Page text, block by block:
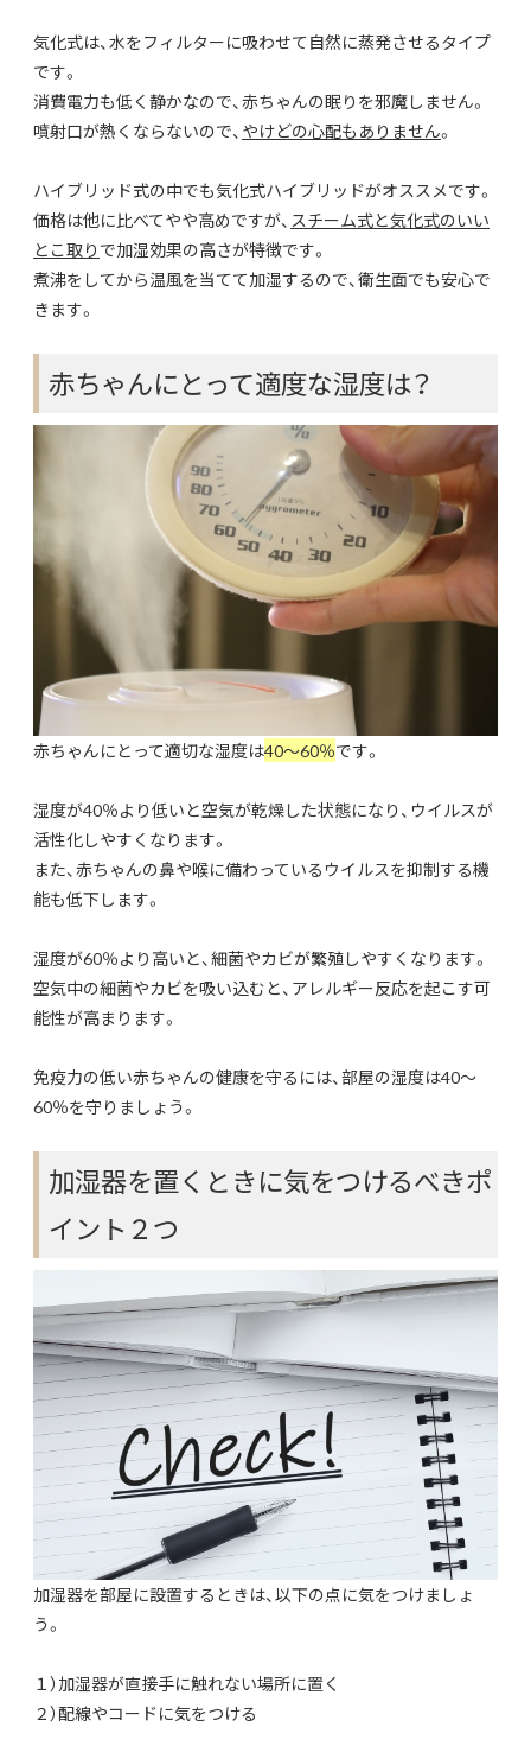
気化式は、水をフィルターに吸わせて自然に蒸発させるタイプ
です。
消費電力も低く静かなので、赤ちゃんの眠りを邪魔しません。
噴射口が熱くならないので、 やけどの心配もありません。
ハイブリッド式の中でも気化式ハイブリッドがオススメです。
価格は他に比べてやや高めですが、 スチーム式と気化式のいい
とこ取り で加湿効果の高さが特徴です。
煮沸をしてから温風を当てて加湿するので、衛生面でも安心で
きます。
赤ちゃんにとって適度な湿度は？
赤ちゃんにとって適切な湿度は40〜60％です。
湿度が40％より低いと空気が乾燥した状態になり、ウイルスが
活性化しやすくなります。
また、赤ちゃんの鼻や喉に備わっているウイルスを抑制する機
能も低下します。
湿度が60％より高いと、細菌やカビが繁殖しやすくなります。
空気中の細菌やカビを吸い込むと、アレルギー反応を起こす可
能性が高まります。
免疫力の低い赤ちゃんの健康を守るには、部屋の湿度は40〜
60％を守りましょう。
加湿器を置くときに気をつけるべきポ
イント２つ
加湿器を部屋に設置するときは、以下の点に気をつけましょ
う。
１）加湿器が直接手に触れない場所に置く
２）配線やコードに気をつける